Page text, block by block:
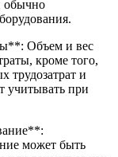
обычно
Объем и вес
кроме того,
трудозатрат и
учитывать при
может быть